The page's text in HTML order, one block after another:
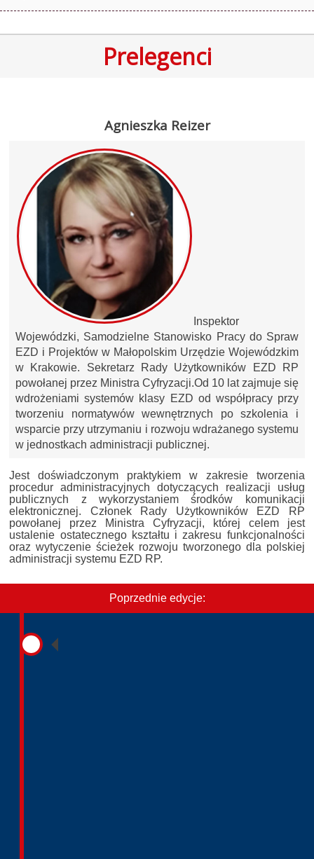
Prelegenci
Agnieszka Reizer
Inspektor
Wojewódzki, Samodzielne Stanowisko Pracy do Spraw
EZD i Projektów w Małopolskim Urzędzie Wojewódzkim
w Krakowie. Sekretarz Rady Użytkowników EZD RP
powołanej przez Ministra Cyfryzacji.Od 10 lat zajmuje się
wdrożeniami systemów klasy EZD od współpracy przy
tworzeniu normatywów wewnętrznych po szkolenia i
wsparcie przy utrzymaniu i rozwoju wdrażanego systemu
w jednostkach administracji publicznej.
Jest doświadczonym praktykiem w zakresie tworzenia
procedur administracyjnych dotyczących realizacji usług
publicznych z wykorzystaniem środków komunikacji
elektronicznej. Członek Rady Użytkowników EZD RP
powołanej przez Ministra Cyfryzacji, której celem jest
ustalenie ostatecznego kształtu i zakresu funkcjonalności
oraz wytyczenie ścieżek rozwoju tworzonego dla polskiej
administracji systemu EZD RP.
Poprzednie edycje: